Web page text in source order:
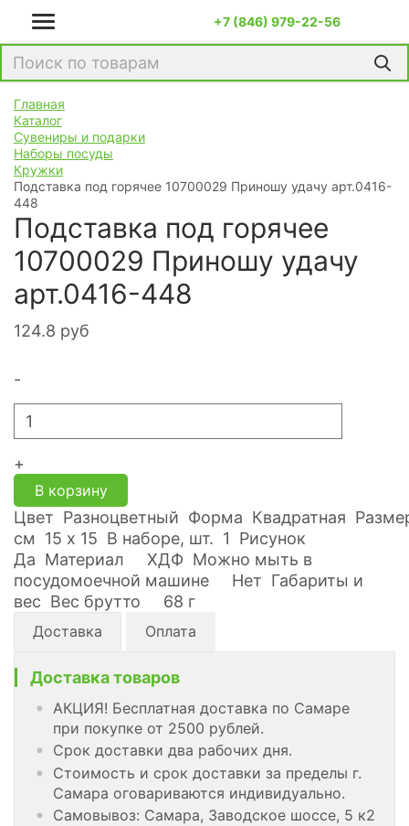
+7 (846) 979-22-56
Главная
Каталог
Сувениры и подарки
Наборы посуды
Кружки
Подставка под горячее 10700029 Приношу удачу арт.0416-
448
Подставка под горячее
10700029 Приношу удачу
арт.0416-448
124.8 руб
-
+
В корзину
Цвет Разноцветный Форма Квадратная
см 15 х 15 В наборе, шт. 1 Рисунок
Да Материал ХДФ Можно мыть в
посудомоечной машине Нет Габариты и
вес Вес брутто 68 г
Доставка Оплата
Доставка товаров
АКЦИЯ! Бесплатная доставка по Самаре
при покупке от 2500 рублей.
Срок доставки два рабочих дня.
Стоимость и срок доставки за пределы г.
Самара оговариваются индивидуально.
Самовывоз: Самара, Заводское шоссе, 5 к2